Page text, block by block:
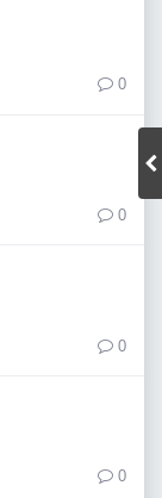
0
0
0
0